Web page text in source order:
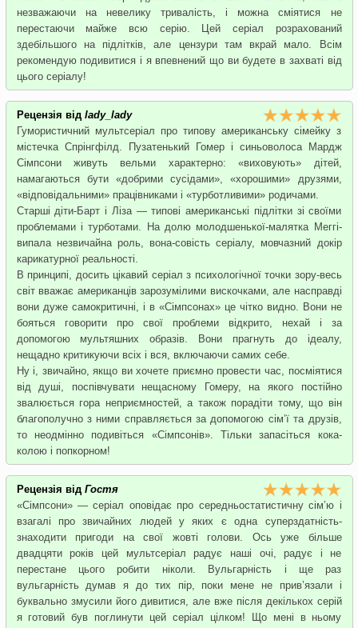
незважаючи на невелику тривалість, і можна сміятися не
перестаючи майже всю серію. Цей серіал розрахований
здебільшого на підлітків, але цензури там вкрай мало. Всім
рекомендую подивитися і я впевнений що ви будете в захваті від
цього серіалу!
Рецензія від lady_lady
Гумористичний мультсеріал про типову американську сімейку з
містечка Спрінгфілд. Пузатенький Гомер і синьоволоса Мардж
Сімпсони живуть вельми характерно: «виховують» дітей,
намагаються бути «добрими сусідами», «хорошими» друзями,
«відповідальними» працівниками і «турботливими» родичами.
Старші діти-Барт і Ліза — типові американські підлітки зі своїми
проблемами і турботами. На долю молодшенької-малятка Меггі-
випала незвичайна роль, вона-совість серіалу, мовчазний докір
карикатурної реальності.
В принципі, досить цікавий серіал з психологічної точки зору-весь
світ вважає американців зарозумілими вискочками, але насправді
вони дуже самокритичні, і в «Сімпсонах» це чітко видно. Вони не
бояться говорити про свої проблеми відкрито, нехай і за
допомогою мультяшних образів. Вони прагнуть до ідеалу,
нещадно критикуючи всіх і вся, включаючи самих себе.
Ну і, звичайно, якщо ви хочете приємно провести час, посміятися
від душі, поспівчувати нещасному Гомеру, на якого постійно
звалюється гора неприємностей, а також порадіти тому, що він
благополучно з ними справляється за допомогою сім’ї та друзів,
то неодмінно подивіться «Сімпсонів». Тільки запасіться кока-
колою і попкорном!
Рецензія від Гостя
«Сімпсони» — серіал оповідає про середньостатистичну сім’ю і
взагалі про звичайних людей у яких є одна суперздатність-
знаходити пригоди на свої жовті голови. Ось уже більше
двадцяти років цей мультсеріал радує наші очі, радує і не
перестане цього робити ніколи. Вульгарність і ще раз
вульгарність думав я до тих пір, поки мене не прив’язали і
буквально змусили його дивитися, але вже після декількох серій
я готовий був поглинути цей серіал цілком! Що мені в ньому